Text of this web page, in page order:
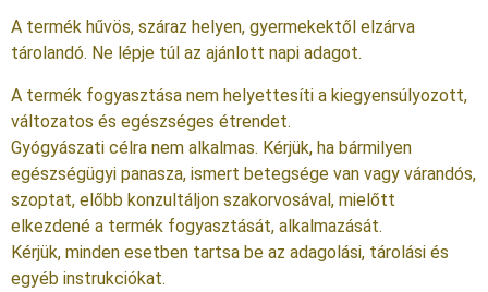
A termék hűvös, száraz helyen, gyermekektől elzárva
tárolandó. Ne lépje túl az ajánlott napi adagot.
A termék fogyasztása nem helyettesíti a kiegyensúlyozott,
változatos és egészséges étrendet.
Gyógyászati célra nem alkalmas. Kérjük, ha bármilyen
egészségügyi panasza, ismert betegsége van vagy várandós,
szoptat, előbb konzultáljon szakorvosával, mielőtt
elkezdené a termék fogyasztását, alkalmazását.
Kérjük, minden esetben tartsa be az adagolási, tárolási és
egyéb instrukciókat.